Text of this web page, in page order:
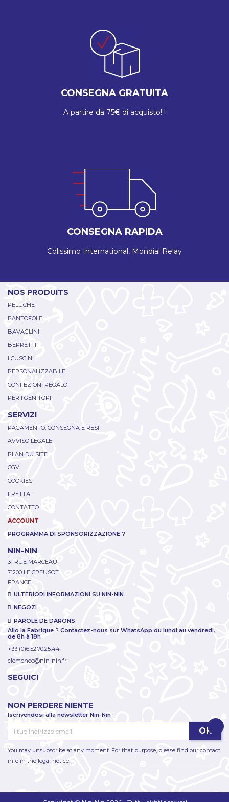
CONSEGNA GRATUITA
A partire da 75€ di acquisto! !
CONSEGNA RAPIDA
Colissimo International, Mondial Relay
NOS PRODUITS
PELUCHE
PANTOFOLE
BAVAGLINI
BERRETTI
I CUSCINI
PERSONALIZZABILE
CONFEZIONI REGALO
PER I GENITORI
SERVIZI
PAGAMENTO, CONSEGNA E RESI
AVVISO LEGALE
PLAN DU SITE
CGV
COOKIES
FRETTA
CONTATTO
ACCOUNT
PROGRAMMA DI SPONSORIZZAZIONE ?
NIN-NIN
31 RUE MARCEAU
71200 LE CREUSOT
FRANCE
ULTERIORI INFORMAZIONI SU NIN-NIN
NEGOZI
PAROLE DE DARONS
Allo la Fabrique ? Contactez-nous sur WhatsApp du lundi au vendredi,
de 8h à 18h
+33 (0)6.52.70.25.44
clemence@nin-nin.fr
SEGUICI
NON PERDERE NIENTE
Iscrivendosi alla newsletter Nin-Nin :
You may unsubscribe at any moment. For that purpose, please find our contact
info in the legal notice.